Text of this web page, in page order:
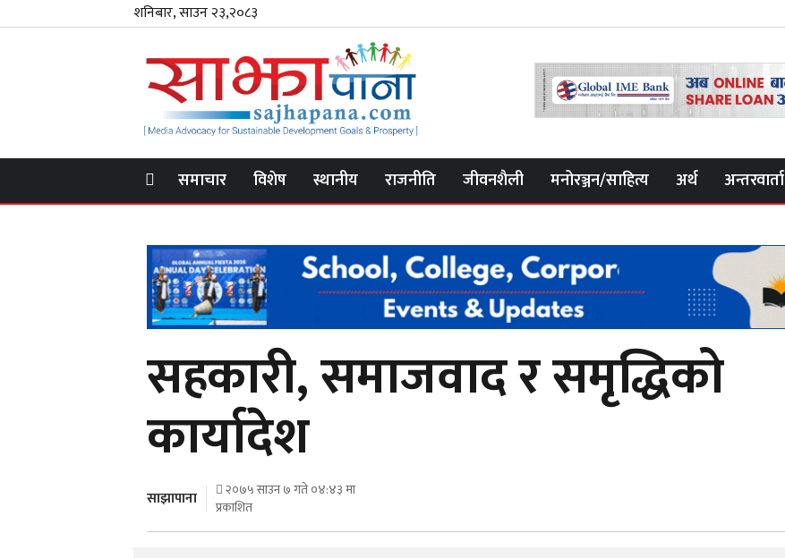
शनिबार, साउन २३,२०८३
समाचार विशेष स्थानीय राजनीति जीवनशैली मनोरञ्जन/साहित्य अर्थ अन्तरवार्ता
सहकारी, समाजवाद र समृद्धिको
कार्यादेश
साझापाना
२०७५ साउन ७ गते ०४:४३ मा
प्रकाशित